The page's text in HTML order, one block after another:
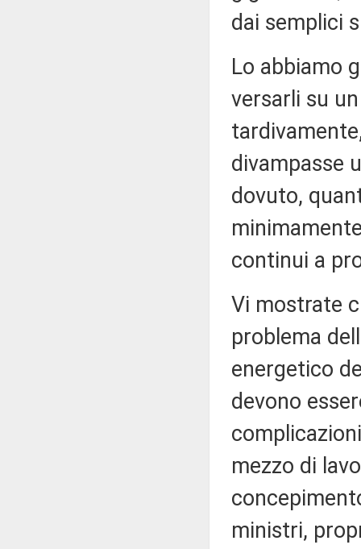
dai semplici
Lo abbiamo
versarli su
divampasse
dovuto,
continui a
Vi mostrate
problema
energetico
devono
mezzo di
ministri,